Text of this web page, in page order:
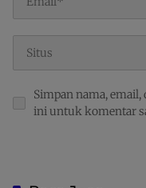
Simpan nama, email,
ini untuk komentar